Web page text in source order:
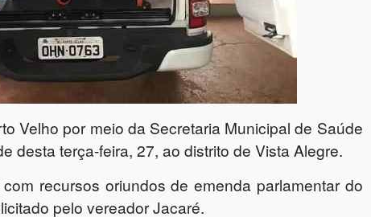
Velho por meio da Secretaria Municipal de Saúde
desta terça-feira, 27, ao distrito de Vista Alegre.
recursos oriundos de emenda parlamentar do
pelo vereador Jacaré.